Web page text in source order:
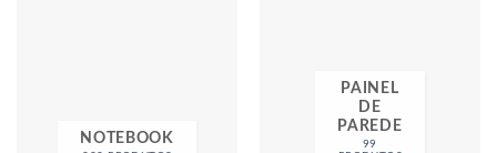
NOTEBOOK
PAINEL
DE
PAREDE
99